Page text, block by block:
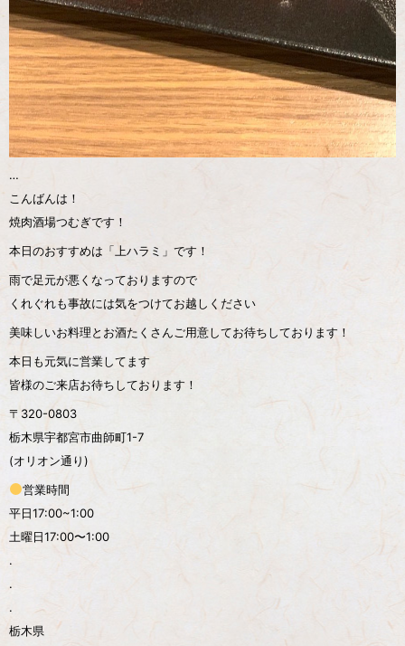
…
こんばんは！
焼肉酒場つむぎです！
本日のおすすめは「上ハラミ」です！
雨で足元が悪くなっておりますので
くれぐれも事故には気をつけてお越しください
美味しいお料理とお酒たくさんご用意してお待ちしております！
本日も元気に営業してます️
皆様のご来店お待ちしております！
〒320-0803
栃木県宇都宮市曲師町1-7
(オリオン通り)
営業時間
平日17:00~1:00
土曜日17:00〜1:00
.
.
.
栃木県